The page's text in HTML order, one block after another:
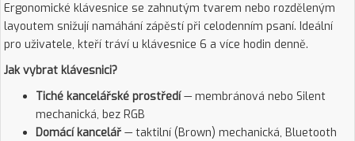
Ergonomické klávesnice se zahnutým tvarem nebo rozděleným
layoutem snižují namáhání zápěstí při celodenním psaní. Ideální
pro uživatele, kteří tráví u klávesnice 6 a více hodin denně.
Jak vybrat klávesnici?
Tiché kancelářské prostředí— membránová nebo Silent
mechanická, bez RGB
Domácí kancelář — taktilní (Brown) mechanická, Bluetooth